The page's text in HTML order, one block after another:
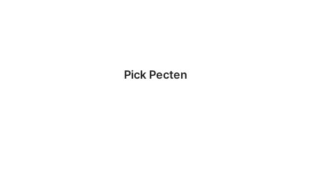
Pick Pecten